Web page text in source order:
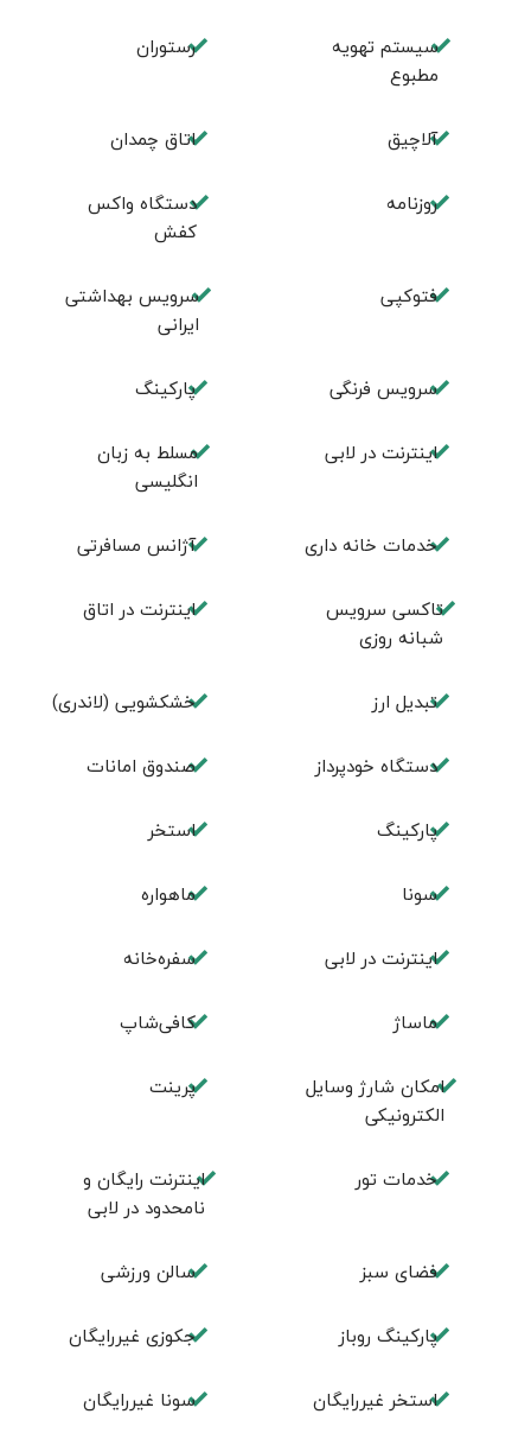
سیستم تهویه
مطبوع
رستوران
آلاچیق اتاق چمدان
روزنامه
دستگاه واکس
کفش
فتوکپی
سرویس بهداشتی
ایرانی
سرویس فرنگی پاركينگ
اينترنت در لابی
مسلط به زبان
انگليسی
خدمات خانه داری آژانس مسافرتی
تاکسی سرویس
شبانه روزی
اينترنت در اتاق
تبديل ارز خشکشویی (لاندری)
دستگاه خودپرداز صندوق امانات
پارکینگ استخر
سونا ماهواره
اینترنت در لابی سفره‌خانه
ماساژ کافی‌شاپ
امکان شارژ وسایل
الکترونیکی
پرینت
خدمات تور
اینترنت رایگان و
نامحدود در لابی
فضای سبز سالن ورزشی
پارکینگ روباز جکوزی غیررایگان
استخر غیررایگان سونا غیررایگان